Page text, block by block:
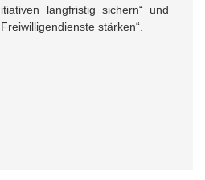
langfristig sichern“ und
stärken“.